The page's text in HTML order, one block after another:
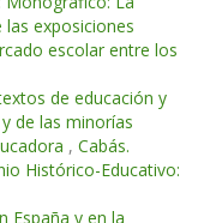
las exposiciones
escolar entre los
de educación y
de las minorías
, Cabás.
Histórico-Educativo:
España y en la